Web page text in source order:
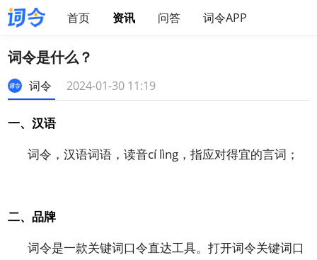
首页 资讯 问答 词令APP
词令是什么？
词令 2024-01-30 11:19
一、汉语
词令，汉语词语，读音cí lìng，指应对得宜的言词；
二、品牌
词令是一款关键词口令直达工具。打开词令关键词口